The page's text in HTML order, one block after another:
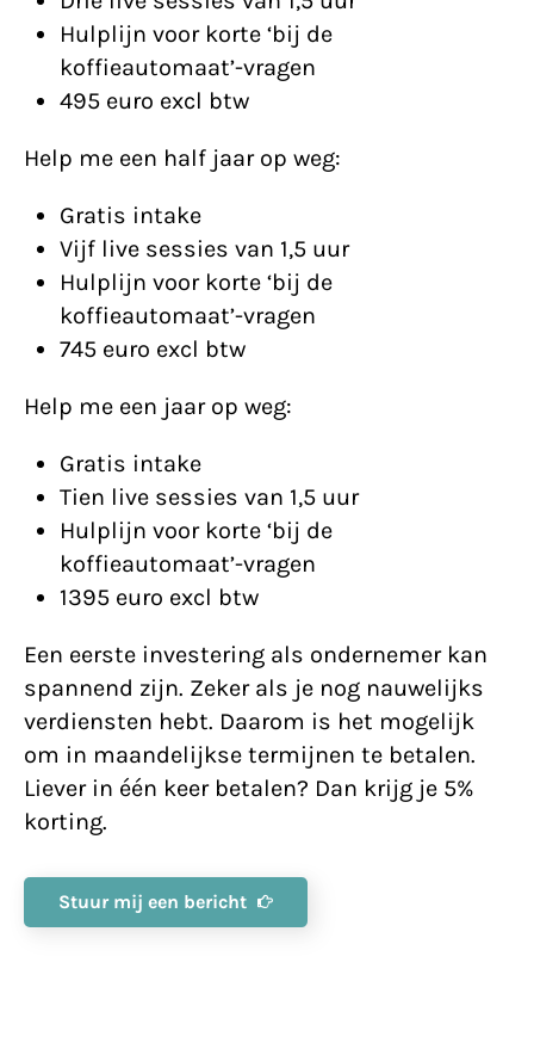
Hulplijn voor korte ‘bij de
koffieautomaat’-vragen
495 euro excl btw
Help me een half jaar op weg:
Gratis intake
Vijf live sessies van 1,5 uur
Hulplijn voor korte ‘bij de
koffieautomaat’-vragen
745 euro excl btw
Help me een jaar op weg:
Gratis intake
Tien live sessies van 1,5 uur
Hulplijn voor korte ‘bij de
koffieautomaat’-vragen
1395 euro excl btw
Een eerste investering als ondernemer kan
spannend zijn. Zeker als je nog nauwelijks
verdiensten hebt. Daarom is het mogelijk
om in maandelijkse termijnen te betalen.
Liever in één keer betalen? Dan krijg je 5%
korting.
Stuur mij een bericht